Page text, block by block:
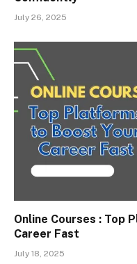
July 26, 2025
Online Courses : Top
Career Fast
July 18, 2025